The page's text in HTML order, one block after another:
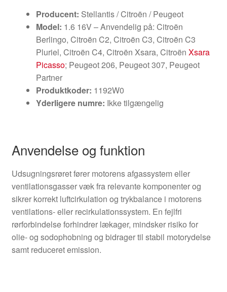
Producent: Stellantis / Citroën / Peugeot
Model: 1.6 16V – Anvendelig på: Citroën
Berlingo, Citroën C2, Citroën C3, Citroën C3
Pluriel, Citroën C4, Citroën Xsara, Citroën Xsara
Picasso; Peugeot 206, Peugeot 307, Peugeot
Partner
Produktkoder: 1192W0
Yderligere numre: Ikke tilgængelig
Anvendelse og funktion
Udsugningsrøret fører motorens afgassystem eller
ventilationsgasser væk fra relevante komponenter og
sikrer korrekt luftcirkulation og trykbalance i motorens
ventilations- eller recirkulationssystem. En fejlfri
rørforbindelse forhindrer lækager, mindsker risiko for
olie- og sodophobning og bidrager til stabil motorydelse
samt reduceret emission.